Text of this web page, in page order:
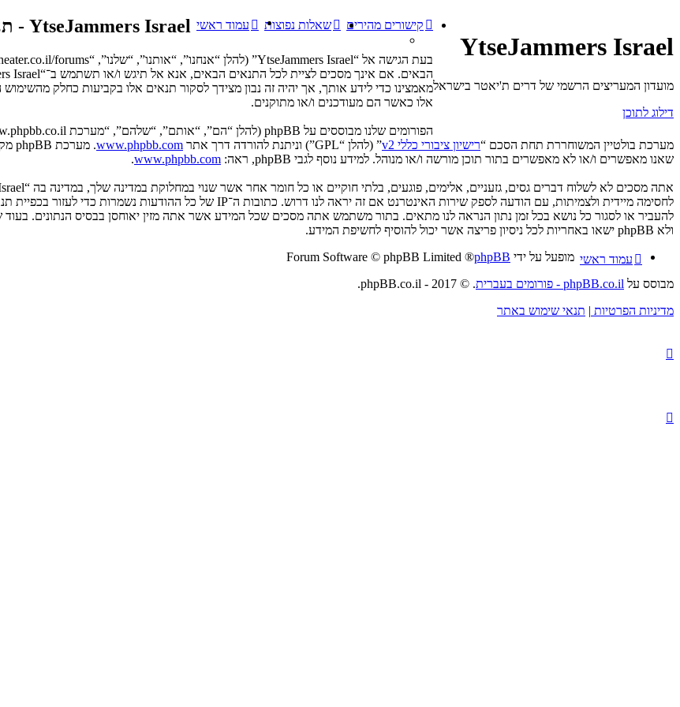
YtseJammers Israel
מועדון המעריצים הרשמי של דרים ת'יאטר בישראל
דילוג לתוכן
קישורים מהירים שאלות נפוצות עמוד ראשי YtseJammers Israel - תנאי שימוש
אלו כאשר הם מעודכנים ו/או מתוקנים.
מערכת בולטיין המשוחררת תחת הסכם “רישיון ציבורי כללי v2 ” (להלן “GPL”) וניתנת להורדה דרך אתר www.phpbb.com
שאנו מאפשרים ו/או לא מאפשרים בתור תוכן מורשה ו/או מנוהל. למידע נוסף לגבי phpBB, ראה:
www.phpbb.com
.
ולא phpBB ישאו באחריות לכל ניסיון פריצה אשר יכול להוסיף לחשיפת המידע.
עמוד ראשי מופעל על ידי phpBB
® Forum Software © phpBB Limited
מבוסס על phpBB.co.il - פורומים בעברית
. © 2017 - phpBB.co.il.
מדיניות הפרטיות | תנאי שימוש באתר